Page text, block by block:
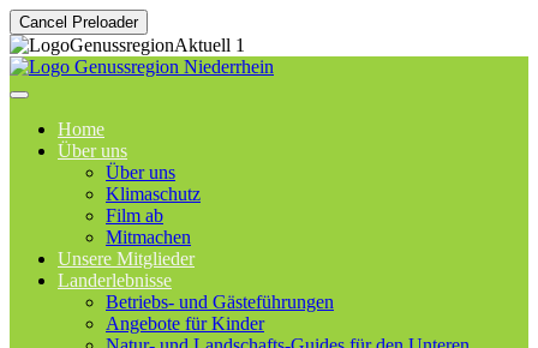
Cancel Preloader
Home
Über uns
Über uns
Klimaschutz
Film ab
Mitmachen
Unsere Mitglieder
Landerlebnisse
Betriebs- und Gästeführungen
Angebote für Kinder